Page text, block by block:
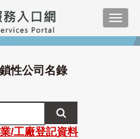
性公司名錄
/工廠登記資料